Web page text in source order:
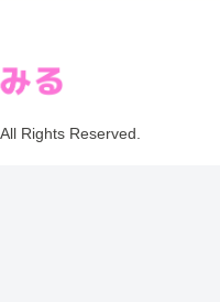
Rights Reserved.